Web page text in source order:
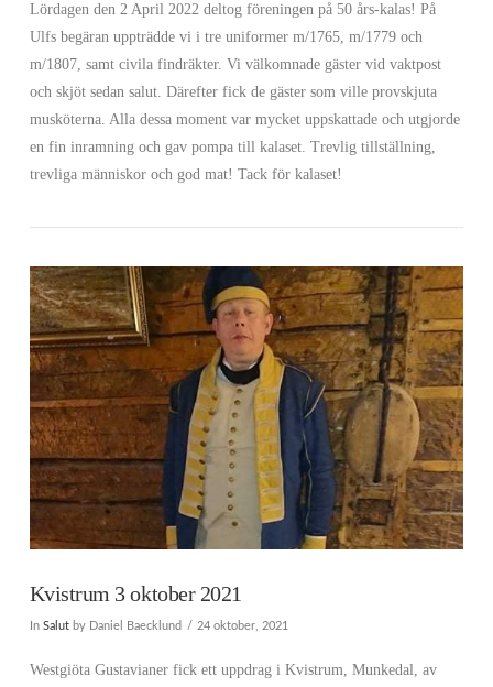
VIEW POST
Lördagen den 2 April 2022 deltog föreningen på 50 års-kalas! På
Ulfs begäran uppträdde vi i tre uniformer m/1765, m/1779 och
m/1807, samt civila findräkter. Vi välkomnade gäster vid vaktpost
och skjöt sedan salut. Därefter fick de gäster som ville provskjuta
musköterna. Alla dessa moment var mycket uppskattade och utgjorde
en fin inramning och gav pompa till kalaset. Trevlig tillställning,
trevliga människor och god mat! Tack för kalaset!
Kvistrum 3 oktober 2021
In Salutby Daniel Baecklund 24 oktober, 2021
Westgiöta Gustavianer fick ett uppdrag i Kvistrum, Munkedal, av